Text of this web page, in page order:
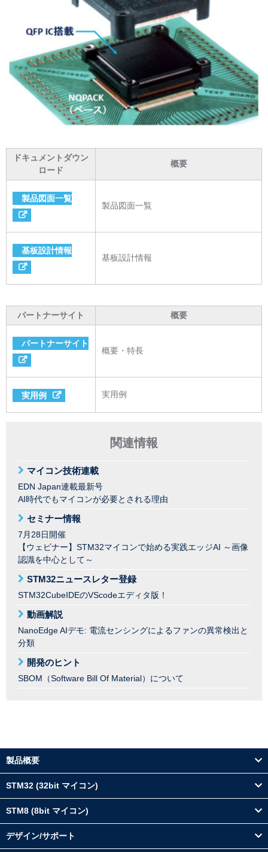
ドキュメントダウン
ロード
概要
製品図面一覧
製品図面一覧
基板設計情報
基板設計情報
パートナーサイト 概要
パートナーサイト
概要・特長
実用例 実用例
関連情報
マイコン技術連載
EDN Japan連載最新号
AI時代でもマイコンが必要とされる理由
セミナー情報
7月28日開催
【ウェビナー】STM32マイコンで始める実践エッジAI ～画像
認識を中心として～
STM32ニュースレター登録
STM32CubeIDEのVScodeエディタ版！
動画解説
NanoEdge AIデモ: 電流センシングによるファンの異常検出と
分類
開発のヒント
SBOM（Software Bill Of Material）について
製品概要
STM32 (32bit マイコン)
STM8 (8bit マイコン)
デザイン/サポート